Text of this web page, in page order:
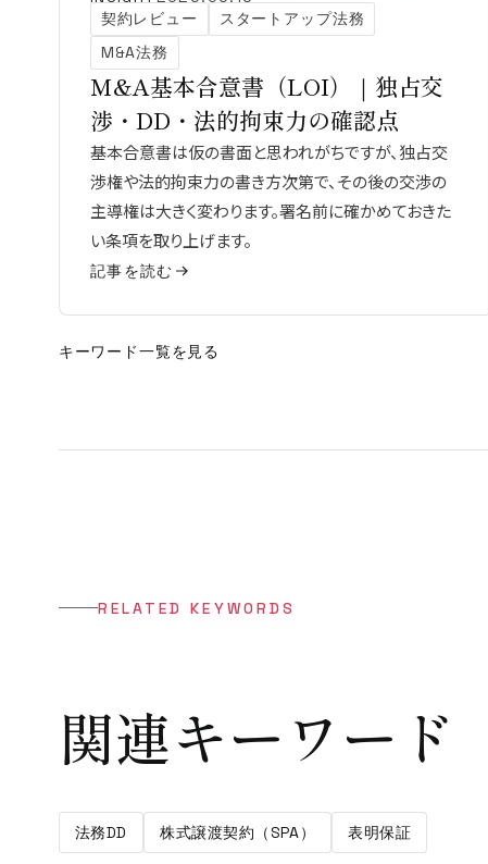
契約レビュー
スタートアップ法務
M&A法務
M&A基本合意書（LOI）｜独占交
渉・DD・法的拘束力の確認点
基本合意書は仮の書面と思われがちですが、独占交
渉権や法的拘束力の書き方次第で、その後の交渉の
主導権は大きく変わります。署名前に確かめておきた
い条項を取り上げます。
記事を読む
キーワード一覧を見る
RELATED KEYWORDS
関連キーワード
法務DD 株式譲渡契約（SPA） 表明保証